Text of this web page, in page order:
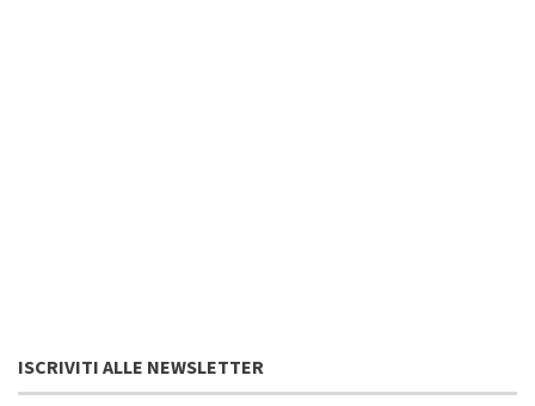
ISCRIVITI ALLE NEWSLETTER